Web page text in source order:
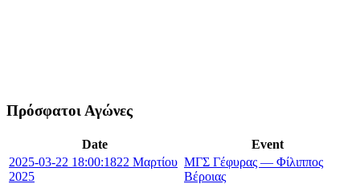
Πρόσφατοι Αγώνες
Date
Event
2025-03-22 18:00:1822 Μαρτίου
2025
ΜΓΣ Γέφυρας — Φίλιππος
Βέροιας